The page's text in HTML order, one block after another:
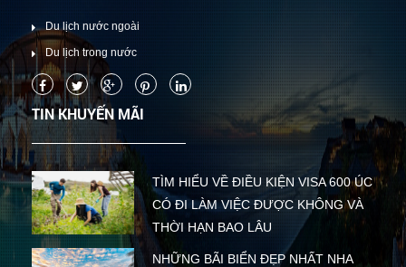
Du lịch nước ngoài
Du lịch trong nước
TIN KHUYẾN MÃI
TÌM HIỂU VỀ ĐIỀU KIỆN VISA 600 ÚC
CÓ ĐI LÀM VIỆC ĐƯỢC KHÔNG VÀ
THỜI HẠN BAO LÂU
NHỮNG BÃI BIỂN ĐẸP NHẤT NHA